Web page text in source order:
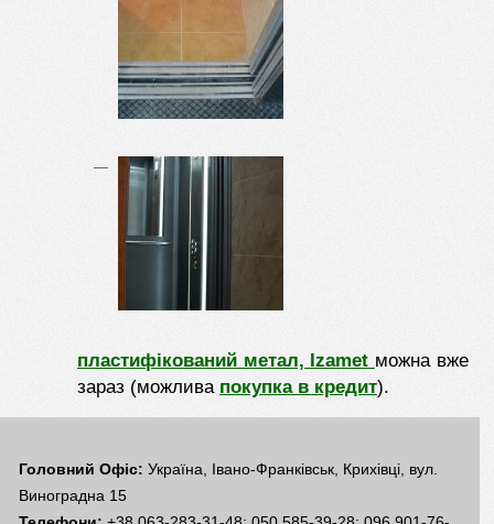
пластифікований метал, Izamet можна вже
зараз (можлива покупка в кредит).
Головний Офіс: Україна, Івано-Франківськ, Крихівці, вул.
Виноградна 15